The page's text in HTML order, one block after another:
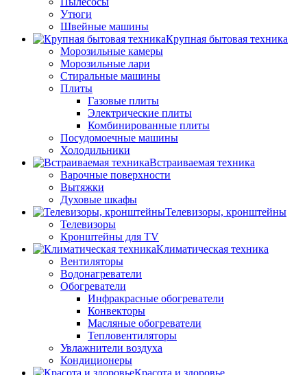
Утюги
Швейные машины
Крупная бытовая техника
Морозильные камеры
Морозильные лари
Стиральные машины
Плиты
Газовые плиты
Электрические плиты
Комбинированные плиты
Посудомоечные машины
Холодильники
Встраиваемая техника
Варочные поверхности
Вытяжки
Духовые шкафы
Телевизоры, кронштейны
Телевизоры
Кронштейны для TV
Климатическая техника
Вентиляторы
Водонагреватели
Обогреватели
Инфракрасные обогреватели
Конвекторы
Масляные обогреватели
Тепловентиляторы
Увлажнители воздуха
Кондиционеры
Красота и здоровье